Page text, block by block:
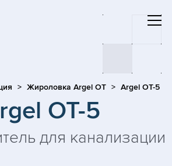
Жироловка Argel OT Argel OT-5
OT-5
для канализации